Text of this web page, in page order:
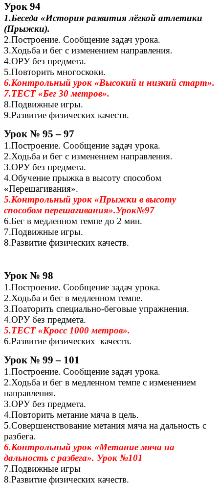
Урок 94
1.Беседа «История развития лёгкой атлетики
(Прыжки).
2.Построение. Сообщение задач урока.
3.Ходьба и бег с изменением направления.
4.ОРУ без предмета.
5.Повторить многоскоки.
6.Контрольный урок «Высокий и низкий старт».
7.ТЕСТ «Бег 30 метров».
8.Подвижные игры.
9.Развитие физических качеств.
Урок № 95 – 97
1.Построение. Сообщение задач урока.
2.Ходьба и бег с изменением направления.
3.ОРУ без предмета.
4.Обучение прыжка в высоту способом
«Перешагивания».
5.Контрольный урок «Прыжки в высоту
способом перешагивания».Урок№97
6.Бег в медленном темпе до 2 мин.
7.Подвижные игры.
8.Развитие физических качеств.
Урок № 98
1.Построение. Сообщение задач урока.
2.Ходьба и бег в медленном темпе.
3.Поаторить специально-беговые упражнения.
4.ОРУ без предмета.
5.ТЕСТ «Кросс 1000 метров».
6.Развитие физических качеств.
Урок № 99 – 101
1.Построение. Сообщение задач урока.
2.Ходьба и бег в медленном темпе с изменением
направления.
3.ОРУ без предмета.
4.Повторить метание мяча в цель.
5.Совершенствование метания мяча на дальность с
разбега.
6.Контрольный урок «Метание мяча на
дальность с разбега». Урок №101
7.Подвижные игры
8.Развитие физических качеств.